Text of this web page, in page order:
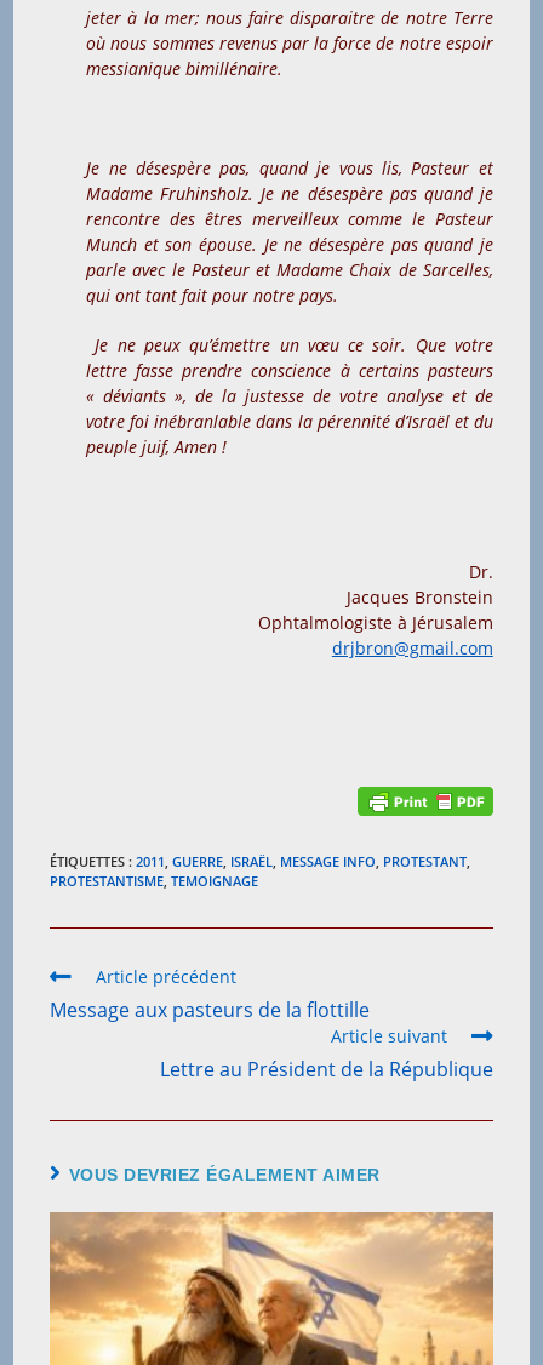
jeter à la mer; nous faire disparaitre de notre Terre
où nous sommes revenus par la force de notre espoir
messianique bimillénaire.
Je ne désespère pas, quand je vous lis, Pasteur et
Madame Fruhinsholz. Je ne désespère pas quand je
rencontre des êtres merveilleux comme le Pasteur
Munch et son épouse. Je ne désespère pas quand je
parle avec le Pasteur et Madame Chaix de Sarcelles,
qui ont tant fait pour notre pays.
Je ne peux qu’émettre un vœu ce soir. Que votre
lettre fasse prendre conscience à certains pasteurs
« déviants », de la justesse de votre analyse et de
votre foi inébranlable dans la pérennité d’Israël et du
peuple juif, Amen !
Dr.
Jacques Bronstein
Ophtalmologiste à Jérusalem
drjbron@gmail.com
ÉTIQUETTES :2011, GUERRE, ISRAËL, MESSAGE INFO, PROTESTANT,
PROTESTANTISME, TEMOIGNAGE
Read
articles
Article précédent
Message aux pasteurs de la flottille
Article suivant
Lettre au Président de la République
VOUS DEVRIEZ ÉGALEMENT AIMER